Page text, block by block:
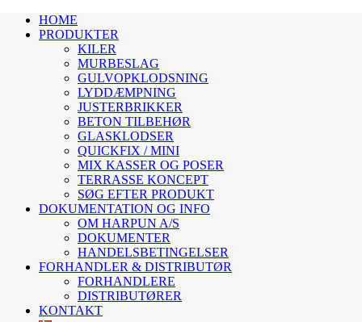
HOME
PRODUKTER
KILER
MURBESLAG
GULVOPKLODSNING
LYDDÆMPNING
JUSTERBRIKKER
BETON TILBEHØR
GLASKLODSER
QUICKFIX / MINI
MIX KASSER OG POSER
TERRASSE KONCEPT
SØG EFTER PRODUKT
DOKUMENTATION OG INFO
OM HARPUN A/S
DOKUMENTER
HANDELSBETINGELSER
FORHANDLER & DISTRIBUTØR
FORHANDLERE
DISTRIBUTØRER
KONTAKT